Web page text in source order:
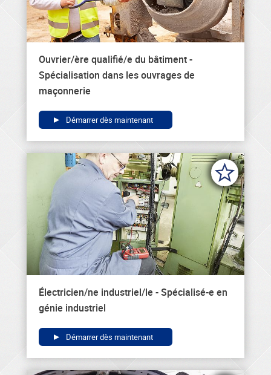
Ouvrier/ère qualifié/e du bâtiment -
Spécialisation dans les ouvrages de
maçonnerie
Démarrer dès maintenant
Électricien/ne industriel/le - Spécialisé-e en
génie industriel
Démarrer dès maintenant